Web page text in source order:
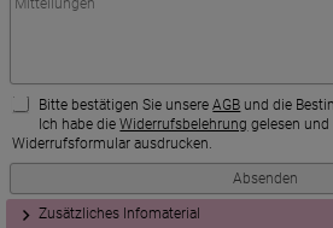
Bitte bestätigen Sie unsereAGB und die
Ich habe dieWiderrufsbelehrung gelesen und
Widerrufsformular ausdrucken.
Zusätzliches Infomaterial